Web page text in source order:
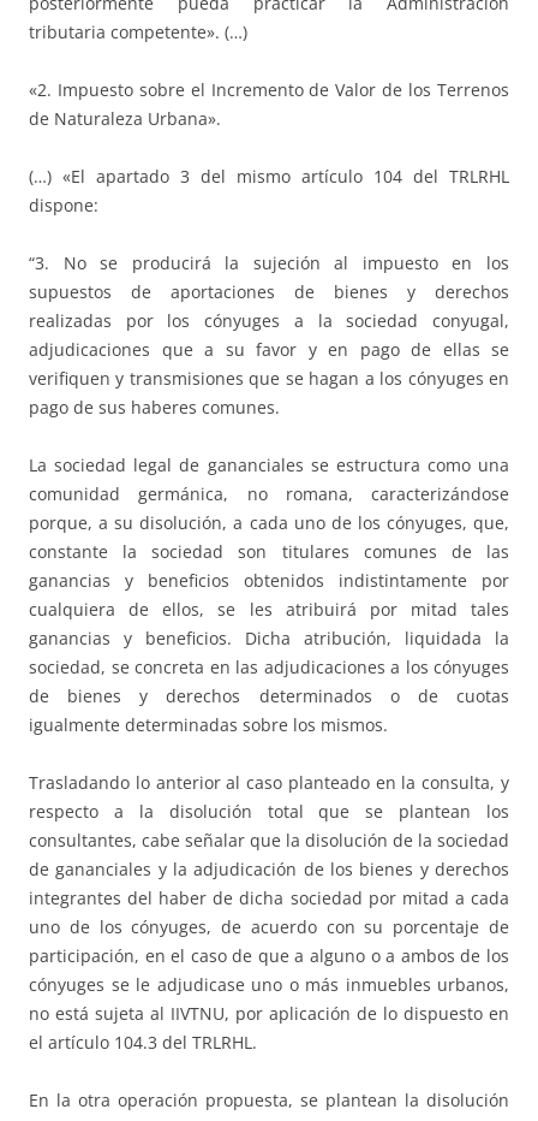
tributaria competente». (…)
«2. Impuesto sobre el Incremento de Valor de los Terrenos
de Naturaleza Urbana».
(…) «El apartado 3 del mismo artículo 104 del TRLRHL
dispone:
“3. No se producirá la sujeción al impuesto en los
supuestos de aportaciones de bienes y derechos
realizadas por los cónyuges a la sociedad conyugal,
adjudicaciones que a su favor y en pago de ellas se
verifiquen y transmisiones que se hagan a los cónyuges en
pago de sus haberes comunes.
La sociedad legal de gananciales se estructura como una
comunidad germánica, no romana, caracterizándose
porque, a su disolución, a cada uno de los cónyuges, que,
constante la sociedad son titulares comunes de las
ganancias y beneficios obtenidos indistintamente por
cualquiera de ellos, se les atribuirá por mitad tales
ganancias y beneficios. Dicha atribución, liquidada la
sociedad, se concreta en las adjudicaciones a los cónyuges
de bienes y derechos determinados o de cuotas
igualmente determinadas sobre los mismos.
Trasladando lo anterior al caso planteado en la consulta, y
respecto a la disolución total que se plantean los
consultantes, cabe señalar que la disolución de la sociedad
de gananciales y la adjudicación de los bienes y derechos
integrantes del haber de dicha sociedad por mitad a cada
uno de los cónyuges, de acuerdo con su porcentaje de
participación, en el caso de que a alguno o a ambos de los
cónyuges se le adjudicase uno o más inmuebles urbanos,
no está sujeta al IIVTNU, por aplicación de lo dispuesto en
el artículo 104.3 del TRLRHL.
En la otra operación propuesta, se plantean la disolución